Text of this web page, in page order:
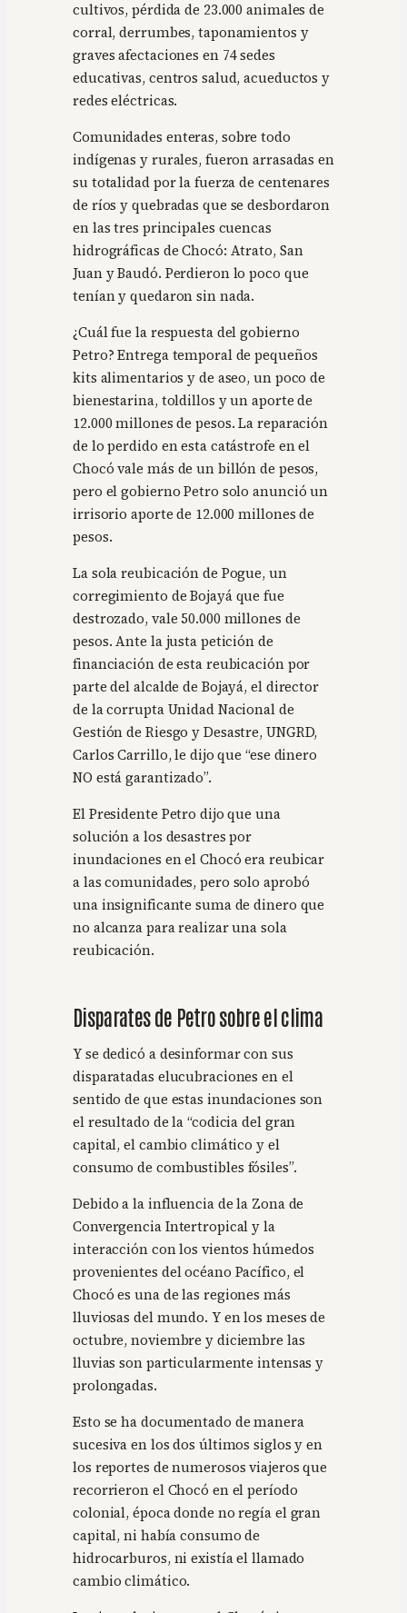
cultivos, pérdida de 23.000 animales de
corral, derrumbes, taponamientos y
graves afectaciones en 74 sedes
educativas, centros salud, acueductos y
redes eléctricas.
Comunidades enteras, sobre todo
indígenas y rurales, fueron arrasadas en
su totalidad por la fuerza de centenares
de ríos y quebradas que se desbordaron
en las tres principales cuencas
hidrográficas de Chocó: Atrato, San
Juan y Baudó. Perdieron lo poco que
tenían y quedaron sin nada.
¿Cuál fue la respuesta del gobierno
Petro? Entrega temporal de pequeños
kits alimentarios y de aseo, un poco de
bienestarina, toldillos y un aporte de
12.000 millones de pesos. La reparación
de lo perdido en esta catástrofe en el
Chocó vale más de un billón de pesos,
pero el gobierno Petro solo anunció un
irrisorio aporte de 12.000 millones de
pesos.
La sola reubicación de Pogue, un
corregimiento de Bojayá que fue
destrozado, vale 50.000 millones de
pesos. Ante la justa petición de
financiación de esta reubicación por
parte del alcalde de Bojayá, el director
de la corrupta Unidad Nacional de
Gestión de Riesgo y Desastre, UNGRD,
Carlos Carrillo, le dijo que “ese dinero
NO está garantizado”.
El Presidente Petro dijo que una
solución a los desastres por
inundaciones en el Chocó era reubicar
a las comunidades, pero solo aprobó
una insignificante suma de dinero que
no alcanza para realizar una sola
reubicación.
Disparates de Petro sobre el clima
Y se dedicó a desinformar con sus
disparatadas elucubraciones en el
sentido de que estas inundaciones son
el resultado de la “codicia del gran
capital, el cambio climático y el
consumo de combustibles fósiles”.
Debido a la influencia de la Zona de
Convergencia Intertropical y la
interacción con los vientos húmedos
provenientes del océano Pacífico, el
Chocó es una de las regiones más
lluviosas del mundo. Y en los meses de
octubre, noviembre y diciembre las
lluvias son particularmente intensas y
prolongadas.
Esto se ha documentado de manera
sucesiva en los dos últimos siglos y en
los reportes de numerosos viajeros que
recorrieron el Chocó en el período
colonial, época donde no regía el gran
capital, ni había consumo de
hidrocarburos, ni existía el llamado
cambio climático.